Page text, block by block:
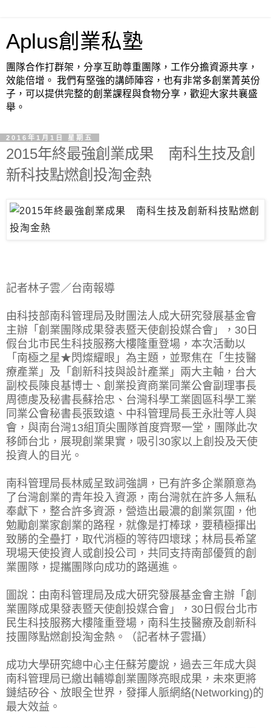
Aplus創業私塾
團隊合作打群架，分享互助尊重團隊，工作分擔資源共享，
效能倍增。 我們有堅強的講師陣容，也有非常多創業菁英份
子，可以提供完整的創業課程與食物分享，歡迎大家共襄盛
舉。
2016年1月1日 星期五
2015年終最強創業成果 南科生技及創
新科技點燃創投淘金熱
記者林子雲／台南報導
由科技部南科管理局及財團法人成大研究發展基金會
主辦「創業團隊成果發表暨天使創投媒合會」，30日
假台北市民生科技服務大樓隆重登場，本次活動以
「南極之星★閃燦耀眼」為主題，並聚焦在「生技醫
療產業」及「創新科技與設計產業」兩大主軸，台大
副校長陳良基博士、創業投資商業同業公會副理事長
周德虔及秘書長蘇拾忠、台灣科學工業園區科學工業
同業公會秘書長張致遠、中科管理局長王永壯等人與
會，與南台灣13組頂尖團隊首度齊聚一堂，團隊此次
移師台北，展現創業果實，吸引30家以上創投及天使
投資人的目光。
南科管理局長林威呈致詞強調，已有許多企業願意為
了台灣創業的青年投入資源，南台灣就在許多人無私
奉獻下，整合許多資源，營造出最濃的創業氛圍，他
勉勵創業家創業的路程，就像是打棒球，要積極揮出
致勝的全壘打，取代消極的等待四壞球；林局長希望
現場天使投資人或創投公司，共同支持南部優質的創
業團隊，提攜團隊向成功的路邁進。
圖說：由南科管理局及成大研究發展基金會主辦「創
業團隊成果發表暨天使創投媒合會」，30日假台北市
民生科技服務大樓隆重登場，南科生技醫療及創新科
技團隊點燃創投淘金熱。（記者林子雲攝）
成功大學研究總中心主任蘇芳慶說，過去三年成大與
南科管理局已繳出輔導創業團隊亮眼成果，未來更將
鏈結矽谷、放眼全世界，發揮人脈網絡(Networking)的
最大效益。